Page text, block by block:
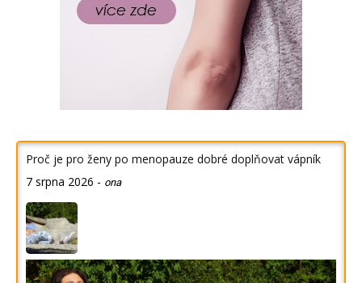
Proč je pro ženy po menopauze dobré doplňovat vápník
7 srpna 2026 - ona